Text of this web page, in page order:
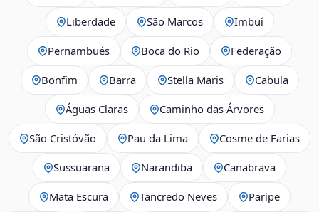
Liberdade São Marcos Imbuí
Pernambués Boca do Rio Federação
Bonfim Barra Stella Maris Cabula
Águas Claras Caminho das Árvores
São Cristóvão Pau da Lima Cosme de Farias
Sussuarana Narandiba Canabrava
Mata Escura Tancredo Neves Paripe